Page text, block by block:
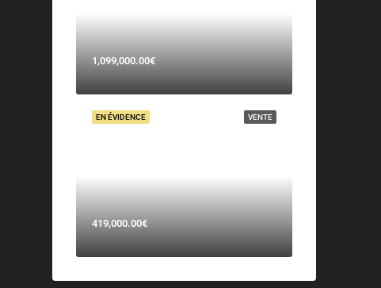
1,099,000.00€
VENTE
EN ÉVIDENCE
419,000.00€